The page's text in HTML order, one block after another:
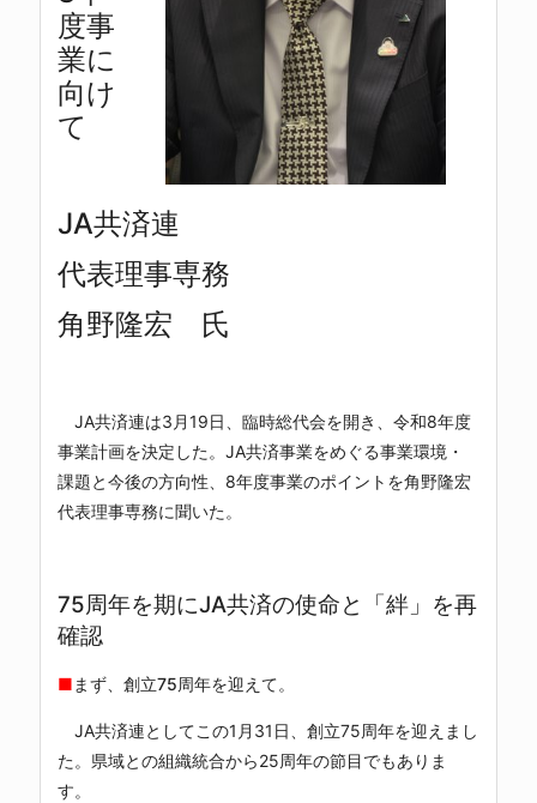
度事
業に
向け
て
JA共済連
代表理事専務
角野隆宏 氏
JA共済連は3月19日、臨時総代会を開き、令和8年度
事業計画を決定した。JA共済事業をめぐる事業環境・
課題と今後の方向性、8年度事業のポイントを角野隆宏
代表理事専務に聞いた。
75周年を期にJA共済の使命と「絆」を再
確認
■ まず、創立75周年を迎えて。
JA共済連としてこの1月31日、創立75周年を迎えまし
た。県域との組織統合から25周年の節目でもありま
す。